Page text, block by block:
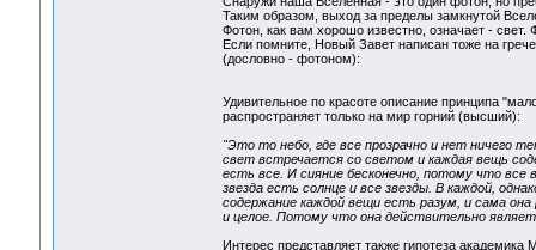
Таким образом, выход за пределы замкнутой
Фотон, как вам хорошо известно, означает -
Если помните, Новый Завет написан тоже на
(дословно - фотоном):
Удивительное по красоте описание принципа
распространяет только на мир горний (высший):
"Это то небо, где все прозрачно и нет ничего
свет встречается со светом и каждая вещь
есть все. И сияние бесконечно, потому что все
звезда есть солнце и все звезды. В каждой,
содержание каждой вещи есть разум, и сама
и целое. Потому что она действительно
Интерес представляет также гипотеза